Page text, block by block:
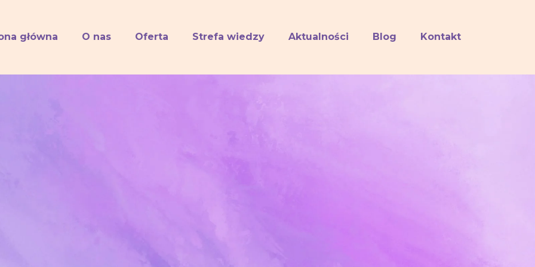
główna O nas Oferta Strefa wiedzy Aktualności Blog Kontakt